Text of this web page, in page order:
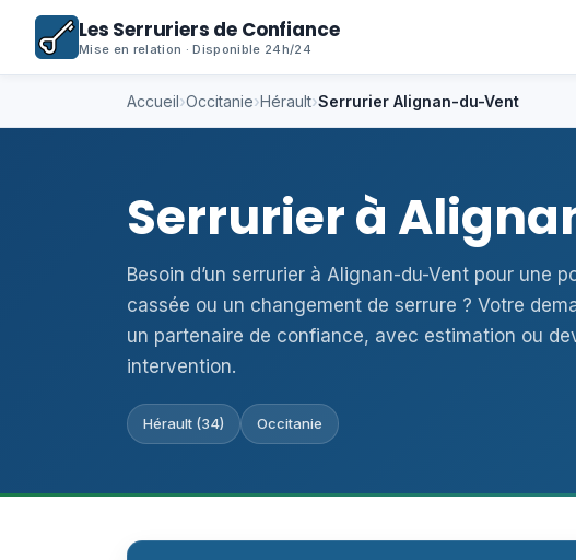
Les Serruriers de Confiance
Mise en relation · Disponible 24h/24
Accueil›Occitanie›Hérault›Serrurier Alignan-du-Vent
Serrurier à
Besoin d’un serrurier à Alignan-du-Vent pour une
cassée ou un changement de serrure ? Votre
un partenaire de confiance, avec estimation ou
intervention.
Hérault (34) Occitanie